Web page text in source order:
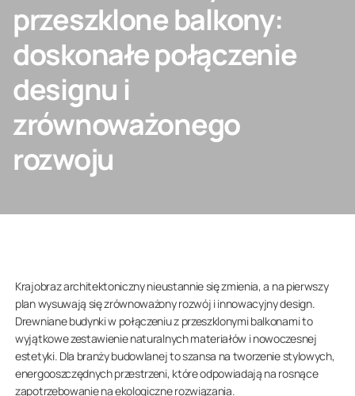
Klient indywidualny
O nas
SKONTAKTUJ SIĘ Z NAMI
przeszklone balkony:
doskonałe połączenie
designu i
zrównoważonego
rozwoju
Krajobraz architektoniczny nieustannie się zmienia, a na pierwszy
plan wysuwają się zrównoważony rozwój i innowacyjny design.
Drewniane budynki w połączeniu z przeszklonymi balkonami to
wyjątkowe zestawienie naturalnych materiałów i nowoczesnej
estetyki. Dla branży budowlanej to szansa na tworzenie stylowych,
energooszczędnych przestrzeni, które odpowiadają na rosnące
zapotrzebowanie na ekologiczne rozwiązania.